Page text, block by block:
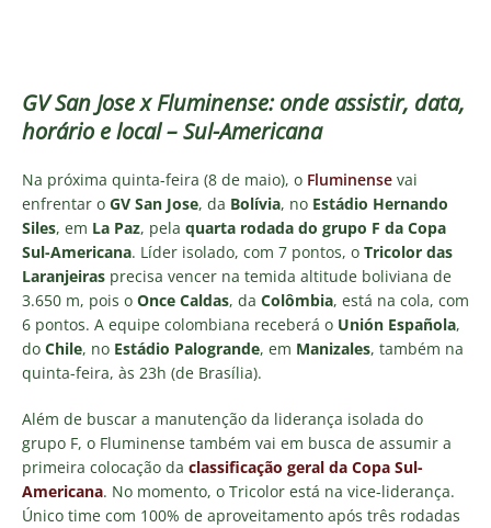
GV San Jose x Fluminense: onde assistir, data,
horário e local – Sul-Americana
Na próxima quinta-feira (8 de maio), o Fluminense vai
enfrentar o GV San Jose, da Bolívia, no Estádio Hernando
Siles, em La Paz, pela quarta rodada do grupo F da Copa
Sul-Americana. Líder isolado, com 7 pontos, o Tricolor das
Laranjeiras precisa vencer na temida altitude boliviana de
3.650 m, pois o Once Caldas, da Colômbia, está na cola, com
6 pontos. A equipe colombiana receberá o Unión Española,
do Chile, no Estádio Palogrande, em Manizales, também na
quinta-feira, às 23h (de Brasília).
Além de buscar a manutenção da liderança isolada do
grupo F, o Fluminense também vai em busca de assumir a
primeira colocação da classificação geral da Copa Sul-
Americana. No momento, o Tricolor está na vice-liderança.
Único time com 100% de aproveitamento após três rodadas